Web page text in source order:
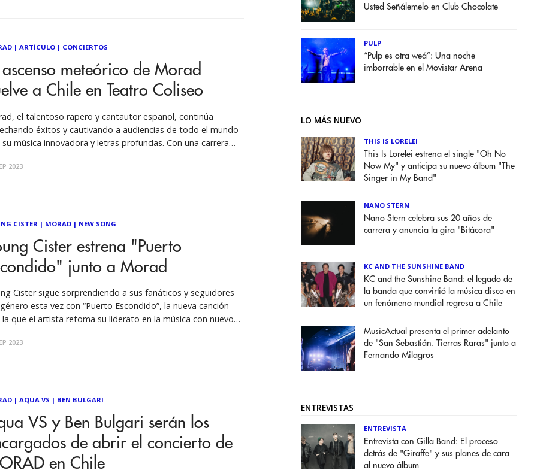
| ARTÍCULO| CONCIERTOS
ascenso meteórico de Morad
a Chile en Teatro Coliseo
el talentoso rapero y cantautor español, continúa
éxitos y cautivando a audiencias de todo el mundo
su música innovadora y letras profundas. Con una carrera
ser un artista versátil y carismático que conecta
2023
CISTER | MORAD| NEW SONG
Cister estrena "Puerto
junto a Morad
Cister sigue sorprendiendo a sus fanáticos y seguidores
esta vez con “Puerto Escondido”, la nueva canción
la que el artista retoma su liderato en la música con nuevos
además, cuenta con la presencia del
2023
| AQUA VS | BEN BULGARI
VS y Ben Bulgari serán los
de abrir el concierto de
en Chile
Usted Señálemelo en Club Chocolate
PULP
“Pulp es otra weá”: Una noche
imborrable en el Movistar Arena
LO MÁS NUEVO
THIS IS LORELEI
This Is Lorelei estrena el single "Oh No
Now My" y anticipa su nuevo álbum "The
Singer in My Band"
NANO STERN
Nano Stern celebra sus 20 años de
carrera y anuncia la gira "Bitácora"
KC AND THE SUNSHINE BAND
KC and the Sunshine Band: el legado de
la banda que convirtió la música disco en
un fenómeno mundial regresa a Chile
MusicActual presenta el primer adelanto
de "San Sebastián. Tierras Raras" junto a
Fernando Milagros
ENTREVISTAS
ENTREVISTA
Entrevista con Gilla Band: El proceso
detrás de "Giraffe" y sus planes de cara
al nuevo álbum